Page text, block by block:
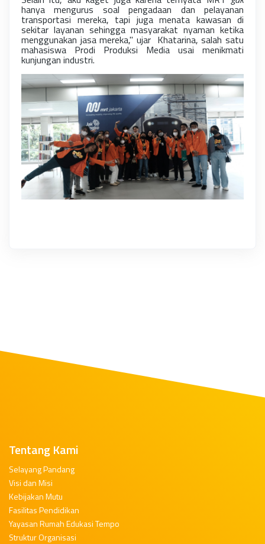
hanya mengurus soal pengadaan dan pelayanan
transportasi mereka, tapi juga menata kawasan di
sekitar layanan sehingga masyarakat nyaman ketika
menggunakan jasa mereka," ujar Khatarina, salah satu
mahasiswa Prodi Produksi Media usai menikmati
kunjungan industri.
Tentang Kami
Selayang Pandang
Visi dan Misi
Kebijakan Mutu
Fasilitas Pendidikan
Yayasan Rumah Edukasi Tempo
Struktur Organisasi